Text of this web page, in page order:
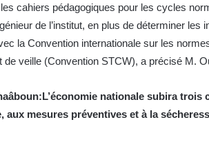
les cahiers pédagogiques pour les cycles
de l’institut, en plus de déterminer
la Convention internationale sur les
de veille (Convention STCW), a précisé M.
nationale subira
aux mesures préventives et à la